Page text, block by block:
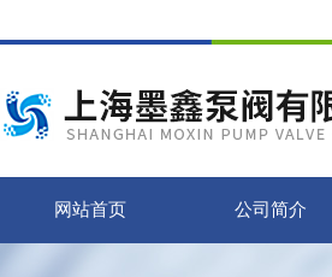
网站首页 公司简介